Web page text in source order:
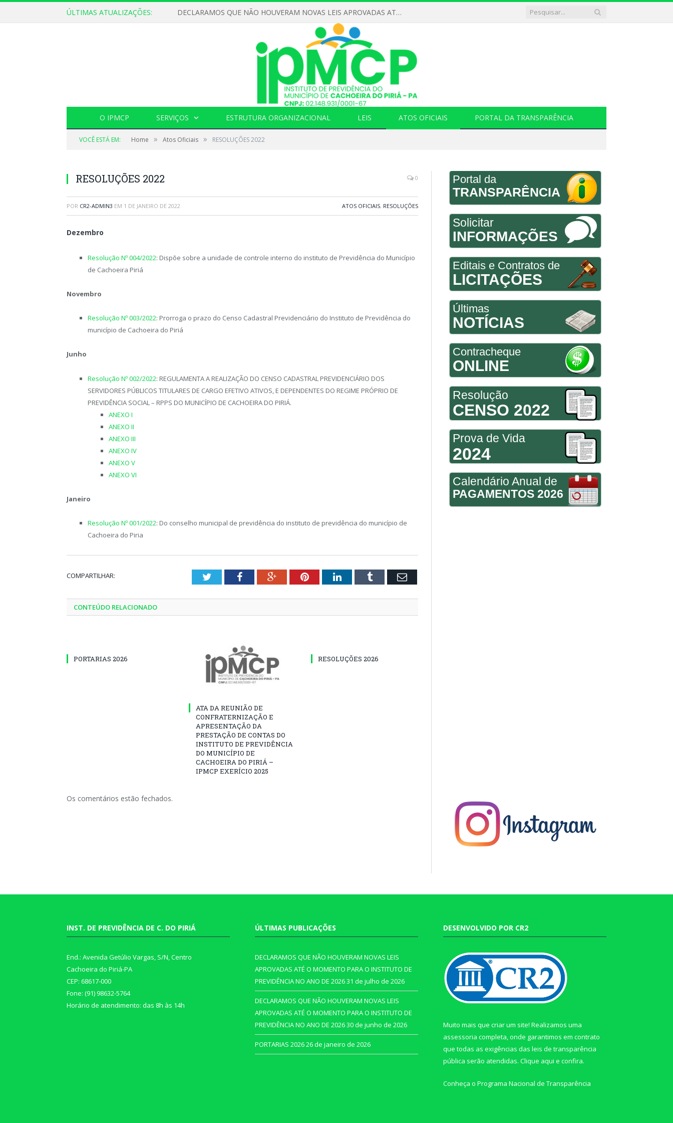
ÚLTIMAS ATUALIZAÇÕES: DECLARAMOS QUE NÃO HOUVERAM NOVAS LEIS APROVADAS ATÉ O MOMENTO PARA O INSTITUTO DE PREVIDÊNCIA NO ANO DE 2026
O IPMCP SERVIÇOS ESTRUTURA ORGANIZACIONAL LEIS ATOS OFICIAIS PORTAL DA TRANSPARÊNCIA
VOCÊ ESTÁ EM: Home » Atos Oficiais » RESOLUÇÕES 2022
RESOLUÇÕES 2022 0
POR CR2-ADMIN3 EM 1 DE JANEIRO DE 2022 ATOS OFICIAIS, RESOLUÇÕES
Dezembro
Resolução Nº 004/2022: Dispõe sobre a unidade de controle interno do instituto de Previdência do Município
de Cachoeira Piriá
Novembro
Resolução Nº 003/2022: Prorroga o prazo do Censo Cadastral Previdenciário do Instituto de Previdência do
município de Cachoeira do Piriá
Junho
Resolução Nº 002/2022: REGULAMENTA A REALIZAÇÃO DO CENSO CADASTRAL PREVIDENCIÁRIO DOS
SERVIDORES PÚBLICOS TITULARES DE CARGO EFETIVO ATIVOS, E DEPENDENTES DO REGIME PRÓPRIO DE
PREVIDÊNCIA SOCIAL – RPPS DO MUNICÍPIO DE CACHOEIRA DO PIRIÁ.
ANEXO I
ANEXO II
ANEXO III
ANEXO IV
ANEXO V
ANEXO VI
Janeiro
Resolução Nº 001/2022: Do conselho municipal de previdência do instituto de previdência do município de
Cachoeira do Piria
COMPARTILHAR: TwitterFacebookGoogle+PinterestLinkedInTumblr Email
CONTEÚDO RELACIONADO
PORTARIAS 2026
ATA DA REUNIÃO DE
CONFRATERNIZAÇÃO E
APRESENTAÇÃO DA
PRESTAÇÃO DE CONTAS DO
INSTITUTO DE PREVIDÊNCIA
DO MUNICÍPIO DE
CACHOEIRA DO PIRIÁ –
IPMCP EXERÍCIO 2025
RESOLUÇÕES 2026
Os comentários estão fechados.
Portal da
TRANSPARÊNCIA
Solicitar
INFORMAÇÕES
Editais e Contratos de
LICITAÇÕES
Últimas
NOTÍCIAS
Contracheque
ONLINE
Resolução
CENSO 2022
Prova de Vida
2024
Calendário Anual de
PAGAMENTOS 2026
INST. DE PREVIDÊNCIA DE C. DO PIRIÁ
End.: Avenida Getúlio Vargas, S/N, Centro
Cachoeira do Piriá-PA
CEP: 68617-000
Fone: (91) 98632-5764
Horário de atendimento: das 8h às 14h
ÚLTIMAS PUBLICAÇÕES
DECLARAMOS QUE NÃO HOUVERAM NOVAS LEIS
APROVADAS ATÉ O MOMENTO PARA O INSTITUTO DE
PREVIDÊNCIA NO ANO DE 202631 de julho de 2026
DECLARAMOS QUE NÃO HOUVERAM NOVAS LEIS
APROVADAS ATÉ O MOMENTO PARA O INSTITUTO DE
PREVIDÊNCIA NO ANO DE 202630 de junho de 2026
PORTARIAS 202626 de janeiro de 2026
DESENVOLVIDO POR CR2
Muito mais que criar um site! Realizamos uma
assessoria completa, onde garantimos em contrato
que todas as exigências das leis de transparência
pública serão atendidas. Clique aqui e confira.
Conheça o Programa Nacional de Transparência